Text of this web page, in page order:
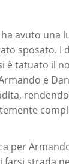
avuto una
sposato. I
è tatuato il
e
per